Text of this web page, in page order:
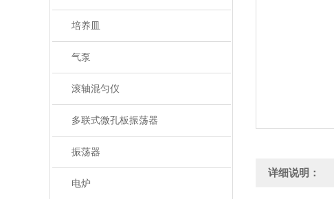
培养皿
气泵
滚轴混匀仪
多联式微孔板振荡器
振荡器
电炉
详细说明：